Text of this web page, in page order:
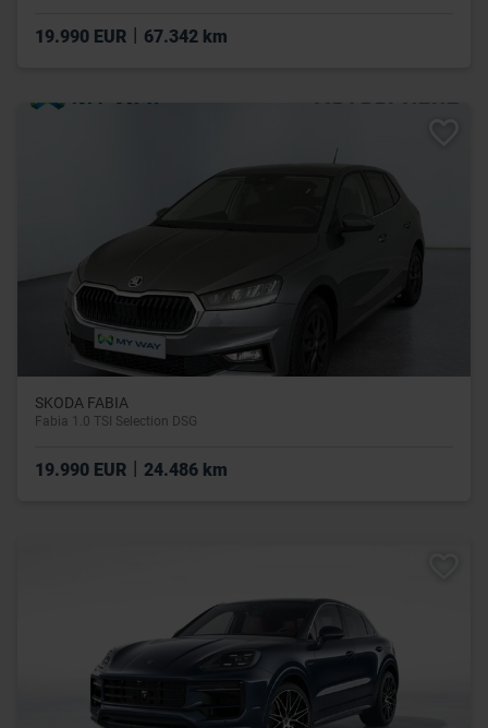
19.990 EUR | 67.342 km
SKODA FABIA
Fabia 1.0 TSI Selection DSG
19.990 EUR 24.486 km